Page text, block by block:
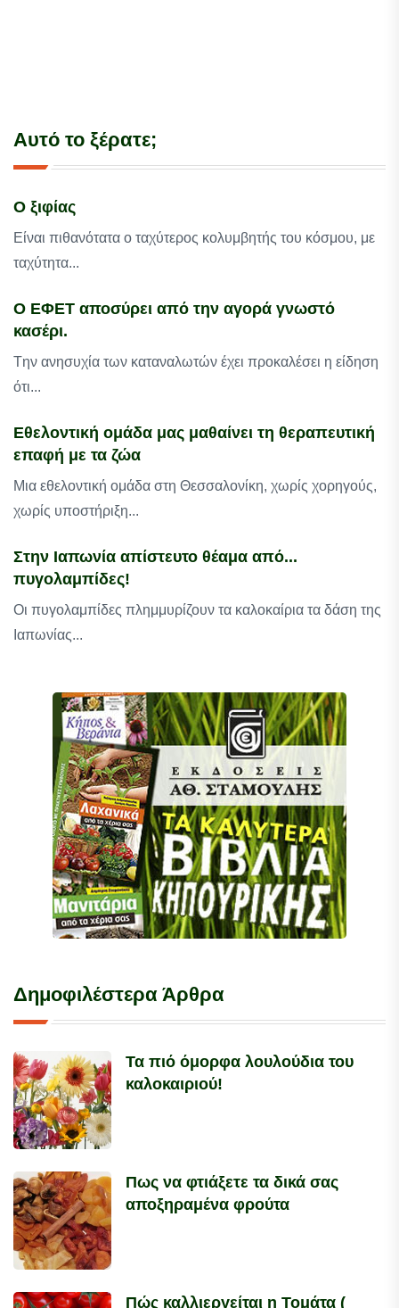
Αυτό το ξέρατε;
Ο ξιφίας
Είναι πιθανότατα ο ταχύτερος κολυμβητής του κόσμου, με
ταχύτητα...
Ο ΕΦΕΤ αποσύρει από την αγορά γνωστό
κασέρι.
Tην ανησυχία των καταναλωτών έχει προκαλέσει η είδηση
ότι...
Εθελοντική ομάδα μας μαθαίνει τη θεραπευτική
επαφή με τα ζώα
Μια εθελοντική ομάδα στη Θεσσαλονίκη, χωρίς χορηγούς,
χωρίς υποστήριξη...
Στην Ιαπωνία απίστευτο θέαμα από...
πυγολαμπίδες!
Οι πυγολαμπίδες πλημμυρίζουν τα καλοκαίρια τα δάση της
Ιαπωνίας...
Δημοφιλέστερα Άρθρα
Τα πιό όμορφα λουλούδια του
καλοκαιριού!
Πως να φτιάξετε τα δικά σας
αποξηραμένα φρούτα
Πώς καλλιεργείται η Τομάτα (